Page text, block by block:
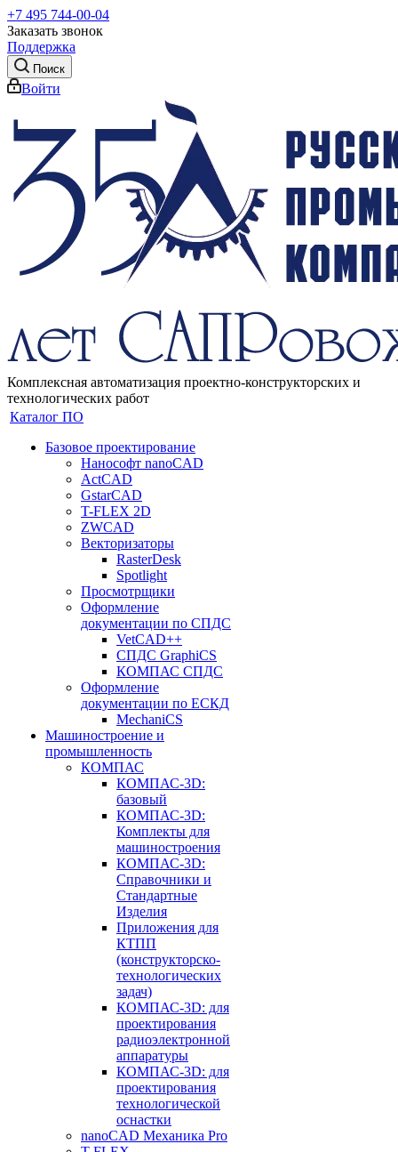
+7 495 744-00-04
Заказать звонок
Поддержка
Поиск
Войти
Комплексная автоматизация проектно-конструкторских и
технологических работ
Каталог ПО
Базовое проектирование
Нанософт nanoCAD
ActCAD
GstarCAD
T-FLEX 2D
ZWCAD
Векторизаторы
RasterDesk
Spotlight
Просмотрщики
Оформление
документации по СПДС
VetCAD++
СПДС GraphiCS
КОМПАС СПДС
Оформление
документации по ЕСКД
MechaniCS
Машиностроение и
промышленность
КОМПАС
КОМПАС-3D:
базовый
КОМПАС-3D:
Комплекты для
машиностроения
КОМПАС-3D:
Справочники и
Стандартные
Изделия
Приложения для
КТПП
(конструкторско-
технологических
задач)
КОМПАС-3D: для
проектирования
радиоэлектронной
аппаратуры
КОМПАС-3D: для
проектирования
технологической
оснастки
nanoCAD Механика Pro